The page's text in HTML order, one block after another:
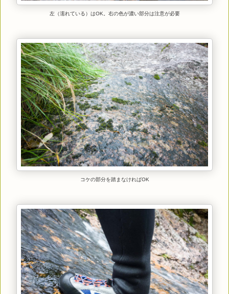
左（濡れている）はOK。右の色が濃い部分は注意が必要
コケの部分を踏まなければOK